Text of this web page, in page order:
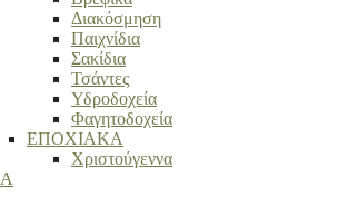
Διακόσμηση
Παιχνίδια
Σακίδια
Τσάντες
Υδροδοχεία
Φαγητοδοχεία
ΕΠΟΧΙΑΚΑ
Χριστούγεννα